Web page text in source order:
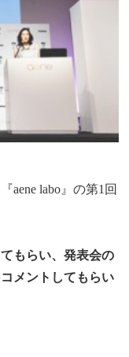
aene labo』の第1回
もらい、発表会の
メントしてもらい